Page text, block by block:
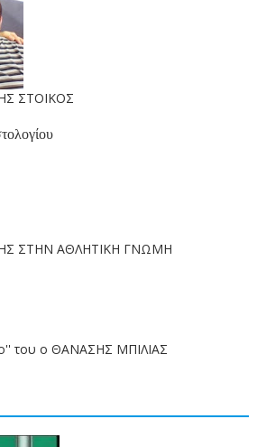
ΣΤΟΙΚΟΣ
ΣΤΗΝ ΑΘΛΗΤΙΚΗ ΓΝΩΜΗ
του ο ΘΑΝΑΣΗΣ ΜΠΙΛΙΑΣ